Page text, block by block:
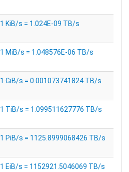
1 KiB/s = 1.024E-09 TB/s
1 MiB/s = 1.048576E-06 TB/s
1 GiB/s = 0.001073741824 TB/s
1 TiB/s = 1.099511627776 TB/s
1 PiB/s = 1125.8999068426 TB/s
1 EiB/s = 1152921.5046069 TB/s